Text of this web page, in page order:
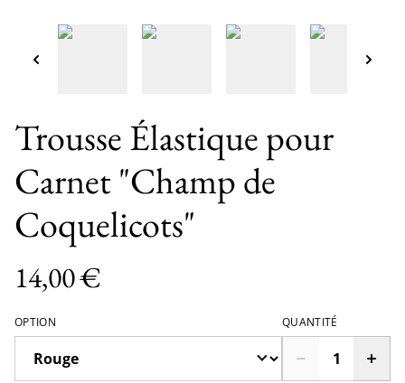
Trousse Élastique pour
Carnet "Champ de
Coquelicots"
14,00 €
OPTION QUANTITÉ